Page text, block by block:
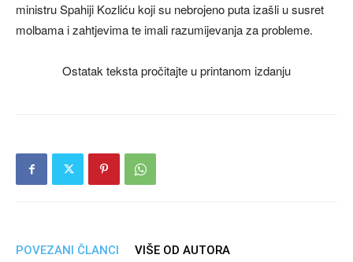
ministru Spahiji Kozliću koji su nebrojeno puta izašli u susret
molbama i zahtjevima te imali razumijevanja za probleme.
Ostatak teksta pročitajte u printanom izdanju
POVEZANI ČLANCI VIŠE OD AUTORA